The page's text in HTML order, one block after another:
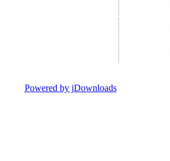
Powered by jDownloads